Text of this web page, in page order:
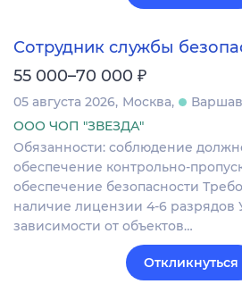
Сотрудник службы
55 000–70 000 ₽
05 августа 2026 Москва
ООО ЧОП "ЗВЕЗДА"
Обязанности: соблюдение
обеспечение контрольно-
обеспечение безопасности
наличие лицензии 4-6 разрядов
зависимости от объектов…
Откликнуться